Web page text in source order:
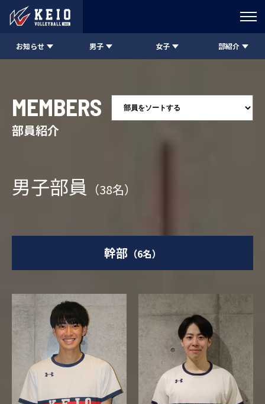
お知らせ 男子 女子 部紹介
MEMBERS
部員紹介
男子部員 （38名）
幹部（6名）